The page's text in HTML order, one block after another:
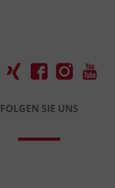
FOLGEN SIE UNS